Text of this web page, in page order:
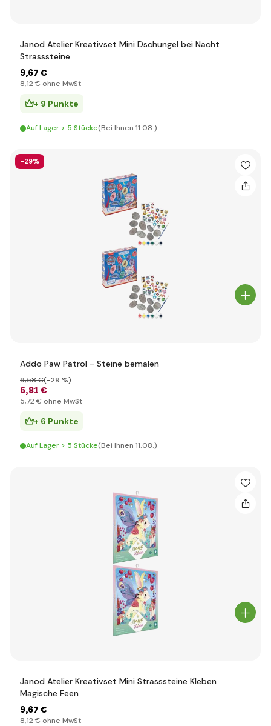
Janod Atelier Kreativset Mini Dschungel bei Nacht
Strasssteine
9,67 €
8,12 € ohne MwSt
+ 9 Punkte
Auf Lager > 5 Stücke(Bei Ihnen 11.08.)
-29%
Addo Paw Patrol - Steine bemalen
6,81 €
9,58 €(-29 %)
5,72 € ohne MwSt
+ 6 Punkte
Auf Lager > 5 Stücke(Bei Ihnen 11.08.)
Janod Atelier Kreativset Mini Strasssteine Kleben
Magische Feen
9,67 €
8,12 € ohne MwSt